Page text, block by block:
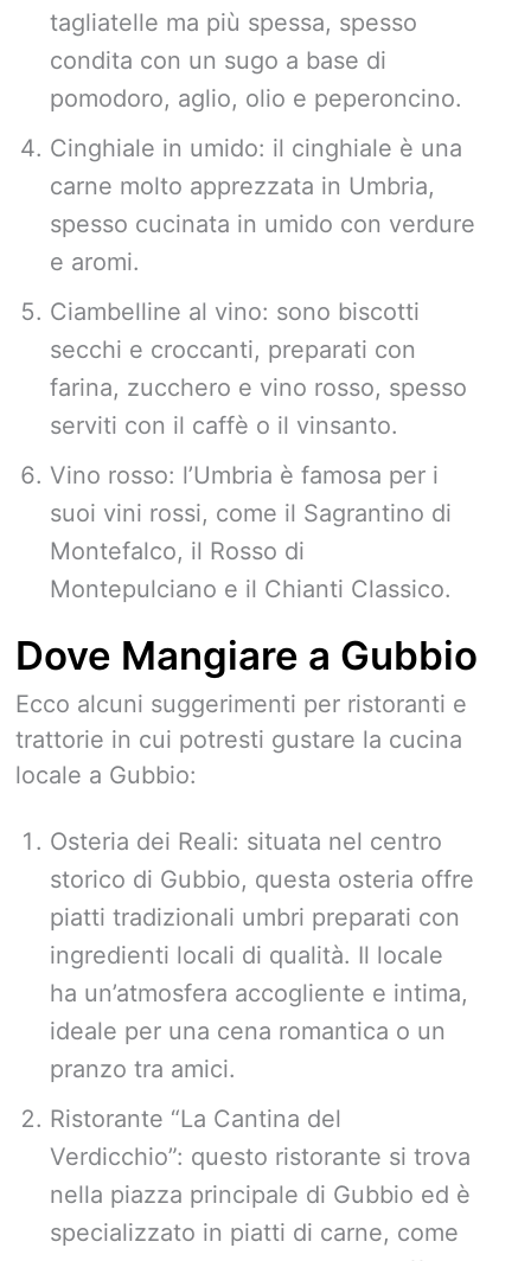
tagliatelle ma più spessa, spesso
condita con un sugo a base di
pomodoro, aglio, olio e peperoncino.
Cinghiale in umido: il cinghiale è una
carne molto apprezzata in Umbria,
spesso cucinata in umido con verdure
e aromi.
Ciambelline al vino: sono biscotti
secchi e croccanti, preparati con
farina, zucchero e vino rosso, spesso
serviti con il caffè o il vinsanto.
Vino rosso: l’Umbria è famosa per i
suoi vini rossi, come il Sagrantino di
Montefalco, il Rosso di
Montepulciano e il Chianti Classico.
Dove Mangiare a Gubbio
Ecco alcuni suggerimenti per ristoranti e
trattorie in cui potresti gustare la cucina
locale a Gubbio:
Osteria dei Reali: situata nel centro
storico di Gubbio, questa osteria offre
piatti tradizionali umbri preparati con
ingredienti locali di qualità. Il locale
ha un’atmosfera accogliente e intima,
ideale per una cena romantica o un
pranzo tra amici.
Ristorante “La Cantina del
Verdicchio”: questo ristorante si trova
nella piazza principale di Gubbio ed è
specializzato in piatti di carne, come